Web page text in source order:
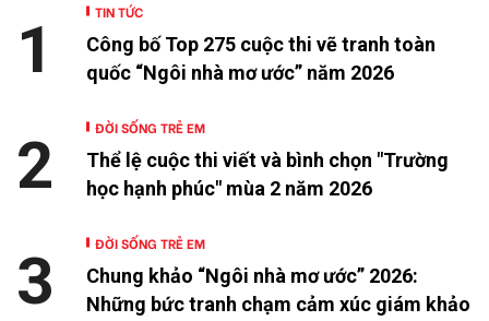
TIN TỨC
Công bố Top 275 cuộc thi vẽ tranh toàn
quốc “Ngôi nhà mơ ước” năm 2026
1
ĐỜI SỐNG TRẺ EM
Thể lệ cuộc thi viết và bình chọn "Trường
học hạnh phúc" mùa 2 năm 2026
2
ĐỜI SỐNG TRẺ EM
Chung khảo “Ngôi nhà mơ ước” 2026:
Những bức tranh chạm cảm xúc giám khảo
3